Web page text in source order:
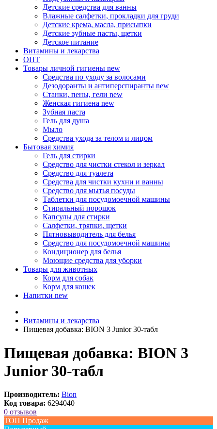
Детские средства для ванны
Влажные салфетки, прокладки для груди
Детские крема, масла, присыпки
Детские зубные пасты, щетки
Детское питание
Витамины и лекарства
ОПТ
Товары личной гигиены new
Средства по уходу за волосами
Дезодоранты и антиперспиранты new
Станки, пены, гели new
Женская гигиена new
Зубная паста
Гель для душа
Мыло
Средства ухода за телом и лицом
Бытовая химия
Гель для стирки
Средство для чистки стекол и зеркал
Средство для туалета
Средства для чистки кухни и ванны
Средство для мытья посуды
Таблетки для посудомоечной машины
Стиральный порошок
Капсулы для стирки
Салфетки, тряпки, щетки
Пятновыводитель для белья
Средство для посудомоечной машины
Кондиционер для белья
Моющие средства для уборки
Товары для животных
Корм для собак
Корм для кошек
Напитки new
Витамины и лекарства
Пищевая добавка: BION 3 Junior 30-табл
Пищевая добавка: BION 3
Junior 30-табл
Производитель: Bion
Код товара: 6294040
0 отзывов
ТОП Продаж